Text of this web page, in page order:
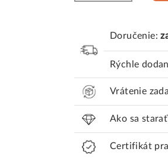
Doručenie:
Rýchle
Vrátenie
Ako sa
Certifikát